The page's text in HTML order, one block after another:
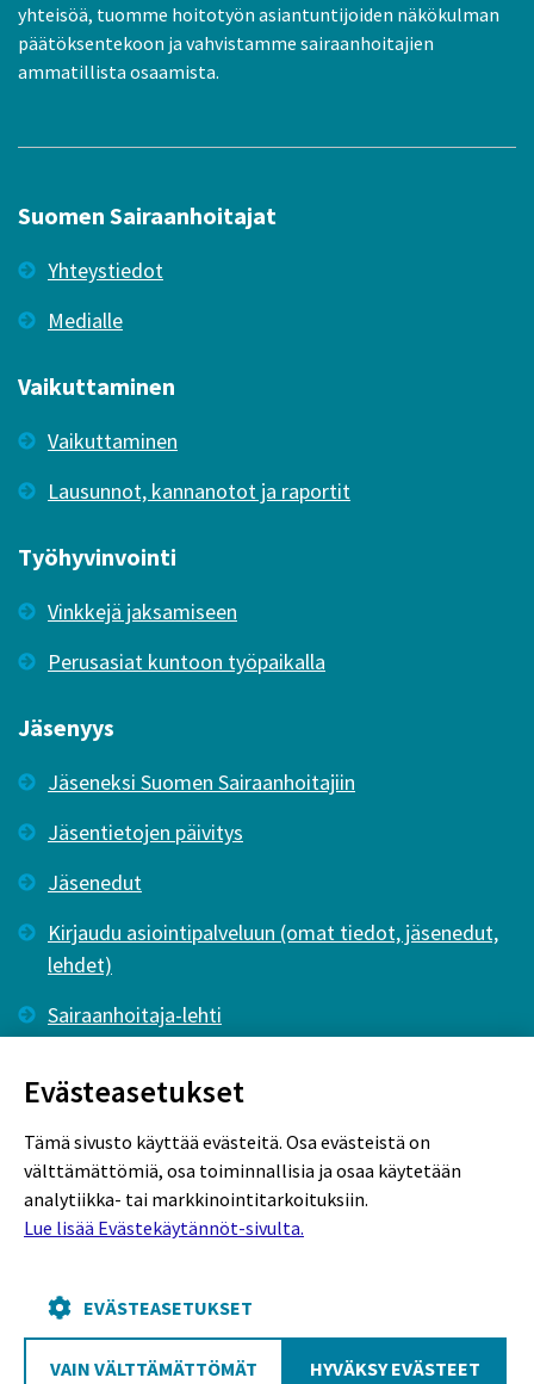
yhteisöä, tuomme hoitotyön asiantuntijoiden näkökulman
päätöksentekoon ja vahvistamme sairaanhoitajien
ammatillista osaamista.
Suomen Sairaanhoitajat
Yhteystiedot
Medialle
Vaikuttaminen
Vaikuttaminen
Lausunnot, kannanotot ja raportit
Työhyvinvointi
Vinkkejä jaksamiseen
Perusasiat kuntoon työpaikalla
Jäsenyys
Jäseneksi Suomen Sairaanhoitajiin
Jäsentietojen päivitys
Jäsenedut
Kirjaudu asiointipalveluun (omat tiedot, jäsenedut,
lehdet)
Sairaanhoitaja-lehti
Evästekäytännöt
Evästeasetukset
Tämä sivusto käyttää evästeitä. Osa evästeistä on
välttämättömiä, osa toiminnallisia ja osaa käytetään
analytiikka- tai markkinointitarkoituksiin.
Lue lisää Evästekäytännöt-sivulta.
EVÄSTEASETUKSET
VAIN VÄLTTÄMÄTTÖMÄT HYVÄKSY EVÄSTEET